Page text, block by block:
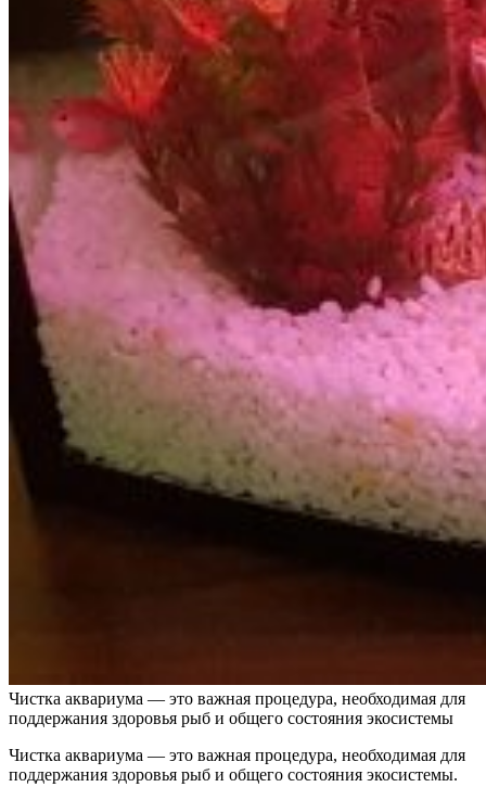
Чистка аквариума — это важная процедура, необходимая для
поддержания здоровья рыб и общего состояния экосистемы
Чистка аквариума — это важная процедура, необходимая для
поддержания здоровья рыб и общего состояния экосистемы.